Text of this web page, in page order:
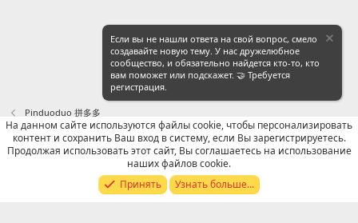
Pinduoduo 拼多多
Russian (RU)
Условия и правила
Политика конфиденциальности
Помощь
R
S
Если вы не нашли ответа на свой вопрос, смело
создавайте новую тему. У нас дружелюбное
сообщество, и обязательно найдется кто-то, кто
вам поможет или подскажет. 🤝 Требуется
регистрация.
На данном сайте используются файлы cookie, чтобы персонализировать
контент и сохранить Ваш вход в систему, если Вы зарегистрируетесь.
Продолжая использовать этот сайт, Вы соглашаетесь на использование
наших файлов cookie.
Принять
Узнать больше...